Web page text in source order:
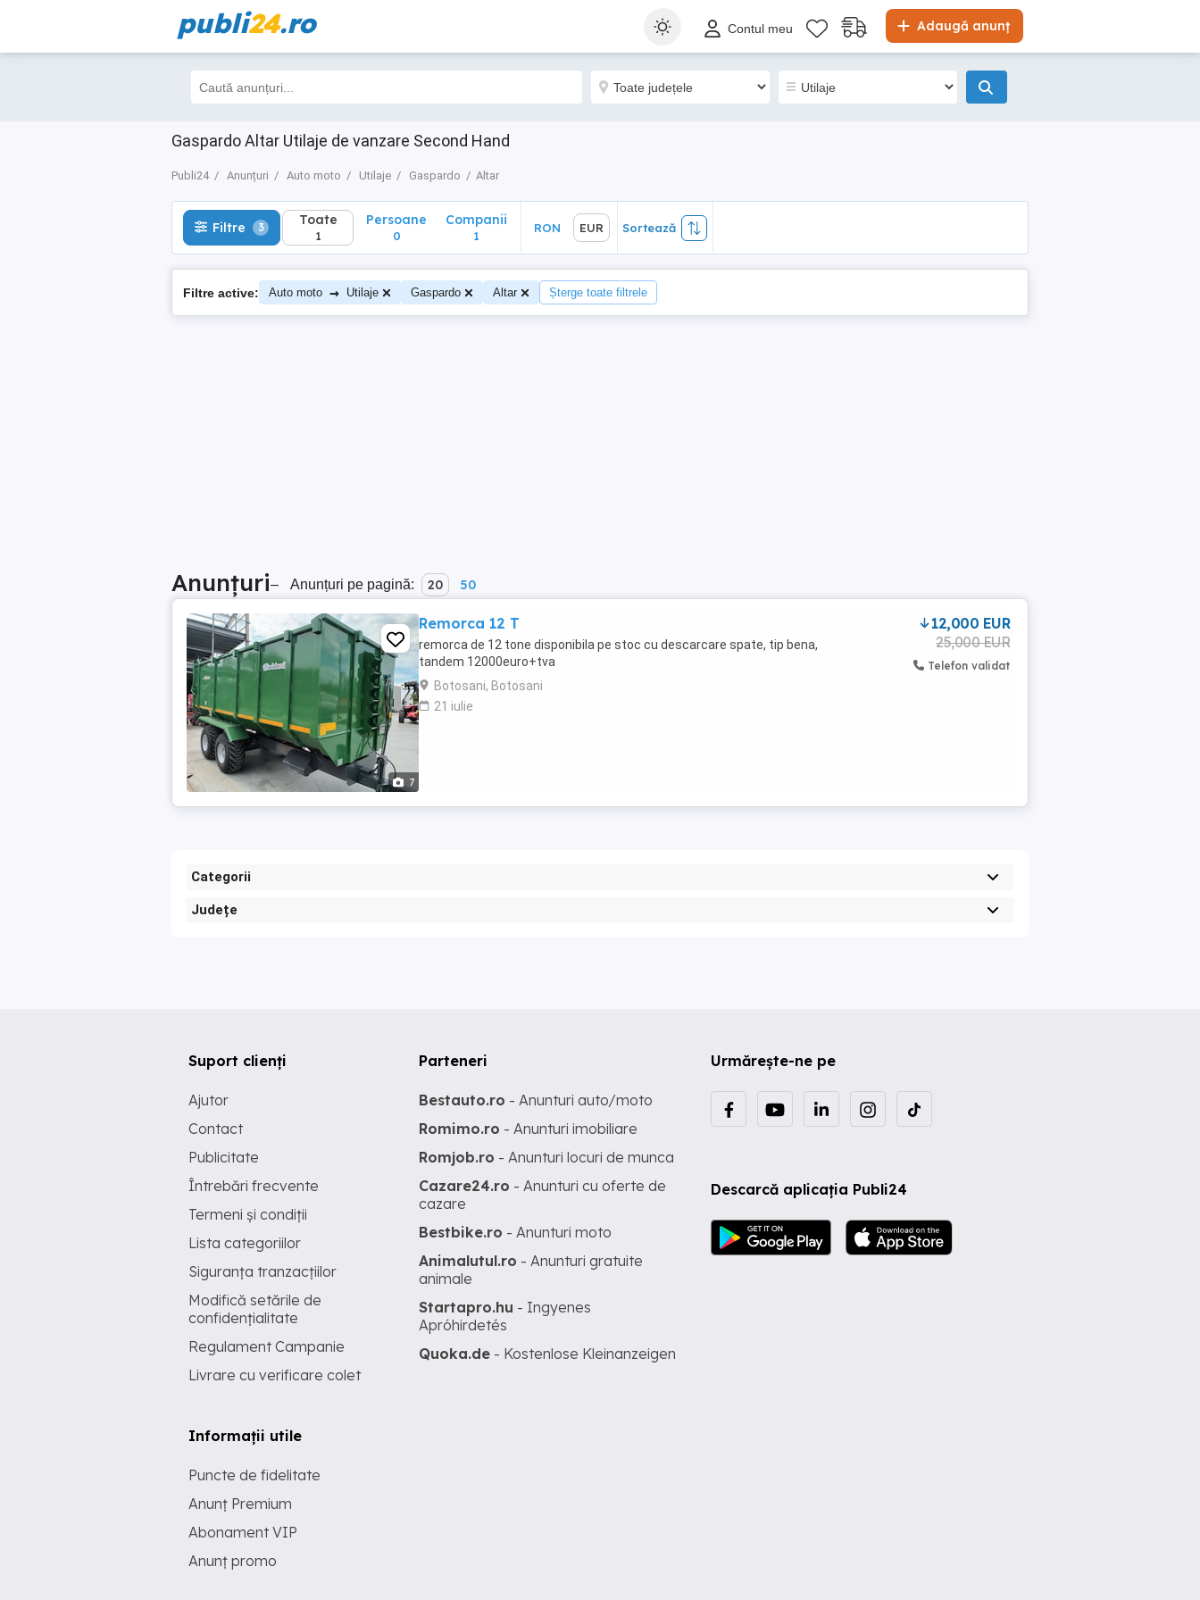
publi24.ro Adaugă anunț
Contul meu
Gaspardo Altar Utilaje de vanzare Second Hand
Publi24 Anunțuri Auto moto Utilaje Gaspardo Altar
Filtre 3 Toate
1
Sortează
Filtre 3 Toate
1
Persoane
0
Companii
1
RON EUR Sortează
Filtre active: Auto moto → Utilaje Gaspardo Altar Șterge toate filtrele
Anunțuri– Anunțuri pe pagină: 20 50
7
Remorca 12 T
remorca de 12 tone disponibila pe stoc cu descarcare spate, tip bena,
tandem 12000euro+tva
Botosani, Botosani
21 iulie
12,000 EUR
25,000 EUR
Telefon validat
Categorii
Județe
Urmărește-ne pe
Descarcă aplicația Publi24
Suport clienți
Ajutor
Contact
Publicitate
Întrebări frecvente
Termeni și condiții
Lista categoriilor
Siguranța tranzacțiilor
Modifică setările de
confidențialitate
Regulament Campanie
Livrare cu verificare colet
Informații utile
Puncte de fidelitate
Anunț Premium
Abonament VIP
Anunț promo
Parteneri
Bestauto.ro - Anunturi auto/moto
Romimo.ro - Anunturi imobiliare
Romjob.ro - Anunturi locuri de munca
Cazare24.ro - Anunturi cu oferte de
cazare
Bestbike.ro - Anunturi moto
Animalutul.ro - Anunturi gratuite
animale
Startapro.hu - Ingyenes
Apróhirdetés
Quoka.de - Kostenlose Kleinanzeigen